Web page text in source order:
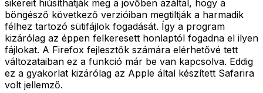
sikereit hiúsíthatják meg a jövőben azáltal, hogy a
böngésző következő verzióiban megtiltják a harmadik
félhez tartozó sütifájlok fogadását. Így a program
kizárólag az éppen felkeresett honlaptól fogadna el ilyen
fájlokat. A Firefox fejlesztők számára elérhetővé tett
változataiban ez a funkció már be van kapcsolva. Eddig
ez a gyakorlat kizárólag az Apple által készített Safarira
volt jellemző.